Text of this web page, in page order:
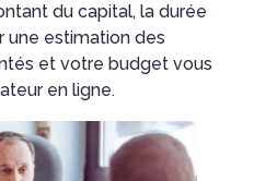
du capital, la durée
une estimation des
et votre budget vous
en ligne.